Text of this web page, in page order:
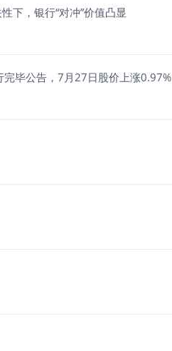
下，银行“对冲”价值凸显
毕公告，7月27日股价上涨0.97%